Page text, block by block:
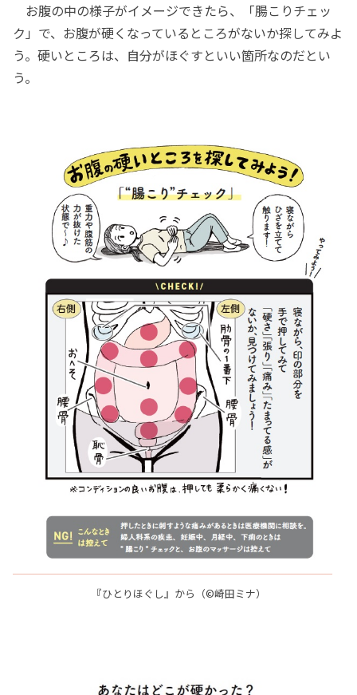
お腹の中の様子がイメージできたら、「腸こりチェッ
ク」で、お腹が硬くなっているところがないか探してみよ
う。硬いところは、自分がほぐすといい箇所なのだとい
う。
『ひとりほぐし』から（©崎田ミナ）